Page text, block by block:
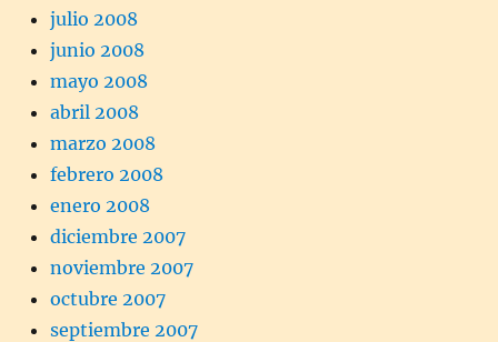
julio 2008
junio 2008
mayo 2008
abril 2008
marzo 2008
febrero 2008
enero 2008
diciembre 2007
noviembre 2007
octubre 2007
septiembre 2007